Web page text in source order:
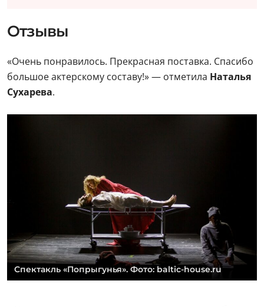
Отзывы
«Очень понравилось. Прекрасная поставка. Спасибо
большое актерскому составу!» — отметила Наталья
Сухарева.
Спектакль «Попрыгунья». Фото: baltic-house.ru